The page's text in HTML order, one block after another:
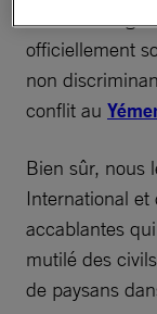
officiellement
non
conflit au
Bien sûr, nous
International et
accablantes
mutilé des
de paysans